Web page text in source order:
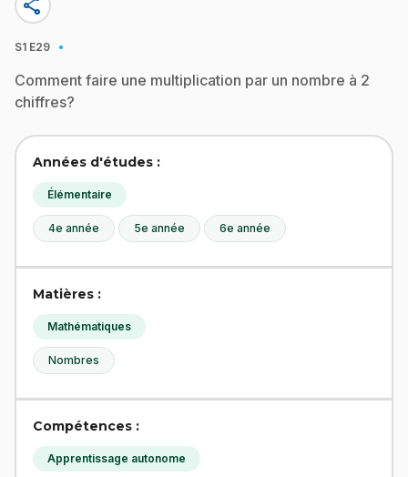
share
S1 E29 ·
Comment faire une multiplication par un nombre à 2
chiffres?
Années d'études :
Élémentaire
4e année 5e année 6e année
Matières :
Mathématiques
Nombres
Compétences :
Apprentissage autonome